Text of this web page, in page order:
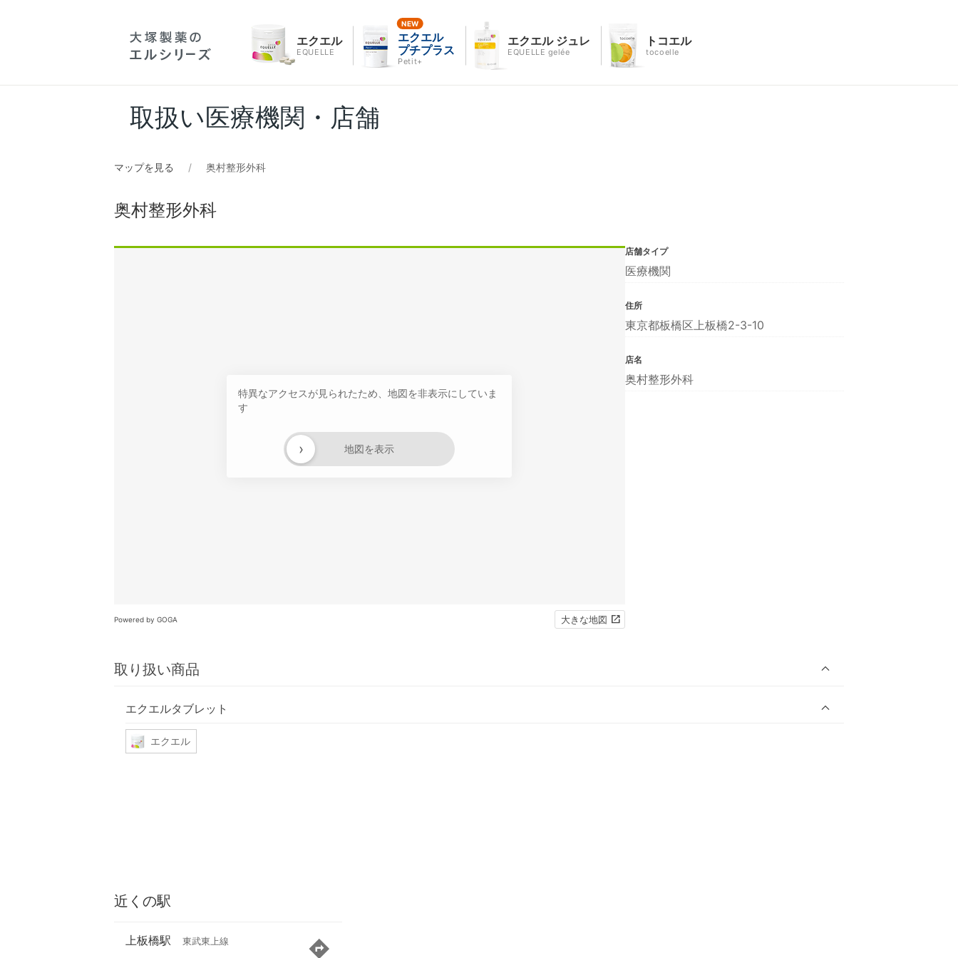
エクエル
EQUELLE
エクエル
プチプラス
Petit+
エクエル ジュレ
EQUELLE gelée
トコエル
tocoelle
取扱い医療機関・店舗
マップを見る 奥村整形外科
奥村整形外科
特異なアクセスが見られたため、地図を非表示にしていま
す
地図を表示
›
Powered by GOGA 大きな地図
取り扱い商品
エクエルタブレット
エクエル
店舗タイプ
医療機関
住所
東京都板橋区上板橋2-3-10
店名
奥村整形外科
近くの駅
上板橋駅 東武東上線